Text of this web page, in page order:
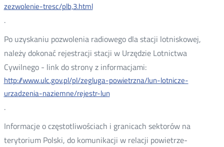
zezwolenie-tresc/plb,3.html
.
Po uzyskaniu pozwolenia radiowego dla stacji lotniskowej,
należy dokonać rejestracji stacji w Urzędzie Lotnictwa
Cywilnego - link do strony z informacjami:
http://www.ulc.gov.pl/pl/zegluga-powietrzna/lun-lotnicze-
urzadzenia-naziemne/rejestr-lun
.
Informacje o częstotliwościach i granicach sektorów na
terytorium Polski, do komunikacji w relacji powietrze-